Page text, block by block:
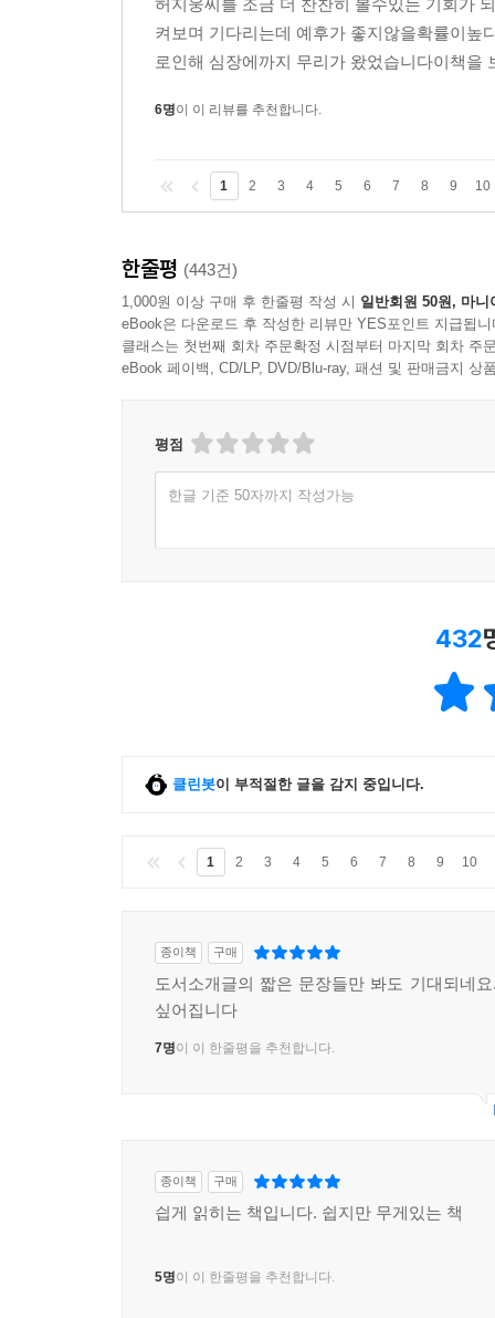
켜보며 기다리는데 예후가 좋지않을확률이높
로인해 심장에까지 무리가 왔었습니다이책
6명이 이 리뷰를 추천합니다.
1 2 3 4 5 6 7 8 9 10
한줄평 (443건)
1,000원 이상 구매 후 한줄평 작성 시 일반회원 50원, 마니
eBook은 다운로드 후 작성한 리뷰만 YES포인트 지급됩니
클래스는 첫번째 회차 주문확정 시점부터 마지막 회차 주
eBook 페이백, CD/LP, DVD/Blu-ray, 패션 및 판매금지 상
평점
한글 기준 50자까지 작성가능
432
클린봇이 부적절한 글을 감지 중입니다.
1 2 3 4 5 6 7 8 9 10
종이책 구매
도서소개글의 짧은 문장들만 봐도 기대되네
싶어집니다
7명이 이 한줄평을 추천합니다.
종이책 구매
싑게 읽히는 책입니다. 쉽지만 무게있는 책
5명이 이 한줄평을 추천합니다.